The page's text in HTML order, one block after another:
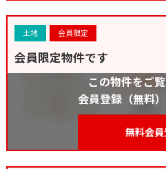
土地 会員限定
会員限定物件です
この物件をご覧
会員登録（無料）
無料会